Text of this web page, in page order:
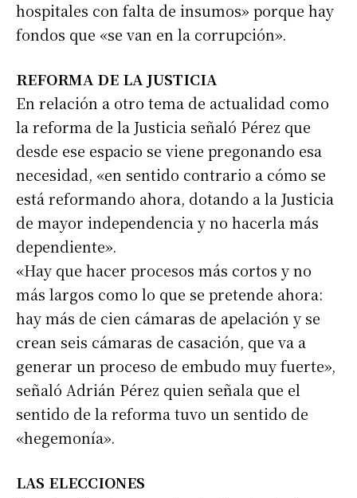
hospitales con falta de insumos» porque hay
fondos que «se van en la corrupción».
REFORMA DE LA JUSTICIA
En relación a otro tema de actualidad como
la reforma de la Justicia señaló Pérez que
desde ese espacio se viene pregonando esa
necesidad, «en sentido contrario a cómo se
está reformando ahora, dotando a la Justicia
de mayor independencia y no hacerla más
dependiente».
«Hay que hacer procesos más cortos y no
más largos como lo que se pretende ahora:
hay más de cien cámaras de apelación y se
crean seis cámaras de casación, que va a
generar un proceso de embudo muy fuerte»,
señaló Adrián Pérez quien señala que el
sentido de la reforma tuvo un sentido de
«hegemonía».
LAS ELECCIONES